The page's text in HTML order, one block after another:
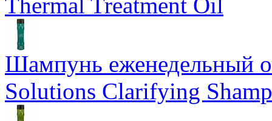
Шампунь еженедельный
Solutions Clarifying